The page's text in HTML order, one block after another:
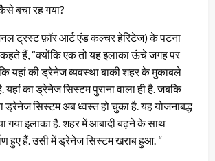
बचा रह गया?
ट्रस्ट फ़ॉर आर्ट एंड कल्चर हेरिटेज) के पटना
हैं, “क्योंकि एक तो यह इलाका ऊंचे जगह पर
यहां की ड्रेनेज व्यवस्था बाकी शहर के मुकाबले
यहां का ड्रेनेज सिस्टम पुराना वाला ही है. जबकि
ड्रेनेज सिस्टम अब ध्वस्त हो चुका है. यह योजनाबद्ध
गया इलाका है. शहर में आबादी बढ़ने के साथ
हुए हैं. उसी में ड्रेनेज सिस्टम खराब हुआ. “